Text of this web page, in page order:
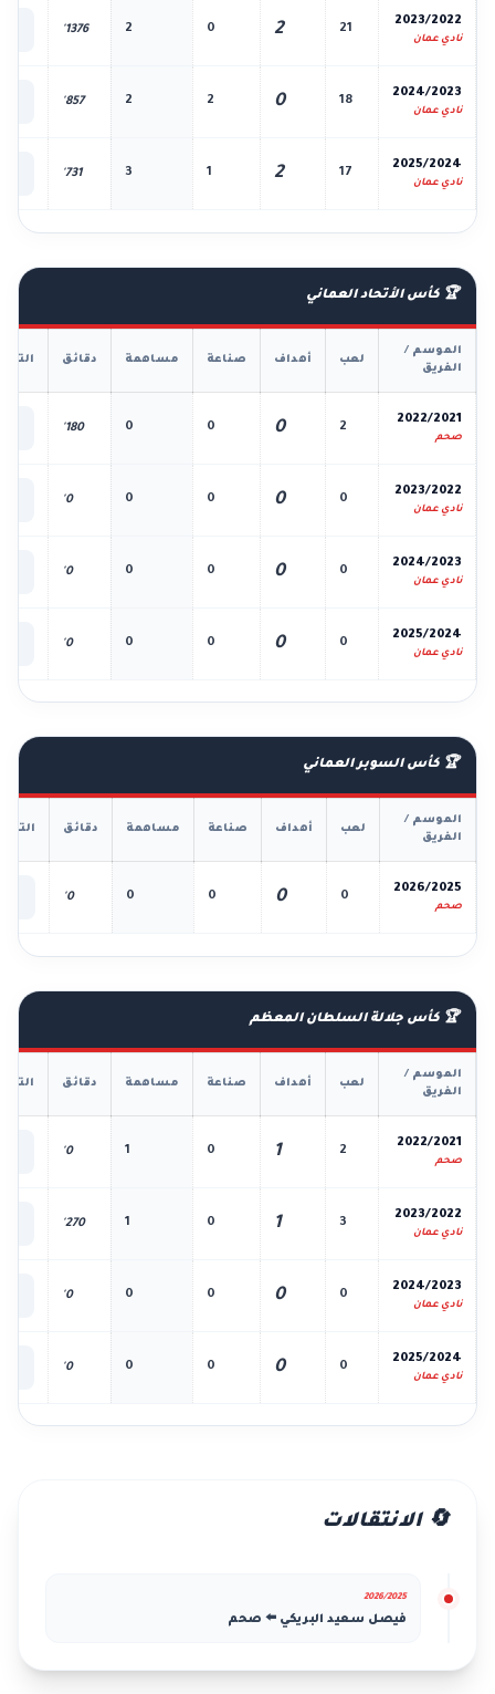
2023/2022
نادي عمان
21
2
0
2
1376'
2024/2023
نادي عمان
18
0
2
2
857'
2025/2024
نادي عمان
17
2
1
3
731'
🏆 كأس الأتحاد العماني
الموسم /
الفريق
لعب أهداف صناعة مساهمة دقائق
2022/2021
صحم
2
0
0
0
180'
2023/2022
نادي عمان
0
0
0
0
0'
2024/2023
نادي عمان
0
0
0
0
0'
2025/2024
نادي عمان
0
0
0
0
0'
🏆 كأس السوبر العماني
الموسم /
الفريق
لعب أهداف صناعة مساهمة دقائق
2026/2025
صحم
0
0
0
0
0'
🏆 كأس جلالة السلطان المعظم
الموسم /
الفريق
لعب أهداف صناعة مساهمة دقائق
2022/2021
صحم
2
1
0
1
0'
2023/2022
نادي عمان
3
1
0
1
270'
2024/2023
نادي عمان
0
0
0
0
0'
2025/2024
نادي عمان
0
0
0
0
0'
🔄 الانتقالات
2026/2025
فيصل سعيد البريكي ⬅️ صحم